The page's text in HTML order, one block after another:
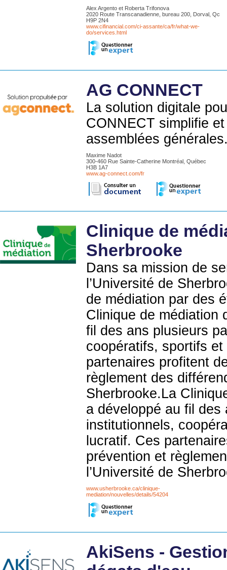
Alex Argento et Roberta Trifonova
2020 Route Transcanadienne, bureau 200, Dorval, Qc
H9P 2N4
www.cifinancial.com/ci-assante/ca/fr/what-we-
do/services.html
AG CONNECT
La solution digitale
CONNECT simplifie
assemblées
Maxime Nadot
300-460 Rue Sainte-Catherine Montréal, Québec
H3B 1A7
www.ag-connect.com/fr
Clinique de
Sherbrooke
Dans sa mission de
l’Université de
de médiation par des
Clinique de médiation
fil des ans plusieurs
coopératifs, sportifs
partenaires profitent
règlement des
Sherbrooke.La
a développé au fil
institutionnels,
lucratif. Ces
prévention et
l’Université de
www.usherbrooke.ca/clinique-
mediation/nouvelles/details/54204
AkiSens -